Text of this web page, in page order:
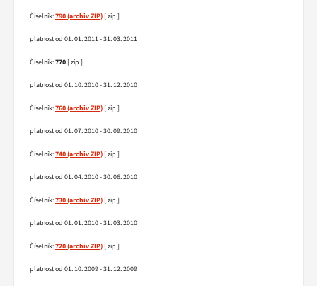
Číselník:790 [ zip ]
platnost od 01. 01. 2011 - 31. 03. 2011
Číselník:770 [ zip ]
platnost od 01. 10. 2010 - 31. 12. 2010
Číselník:760 [ zip ]
platnost od 01. 07. 2010 - 30. 09. 2010
Číselník:740 [ zip ]
platnost od 01. 04. 2010 - 30. 06. 2010
Číselník:730 [ zip ]
platnost od 01. 01. 2010 - 31. 03. 2010
Číselník:720 [ zip ]
platnost od 01. 10. 2009 - 31. 12. 2009